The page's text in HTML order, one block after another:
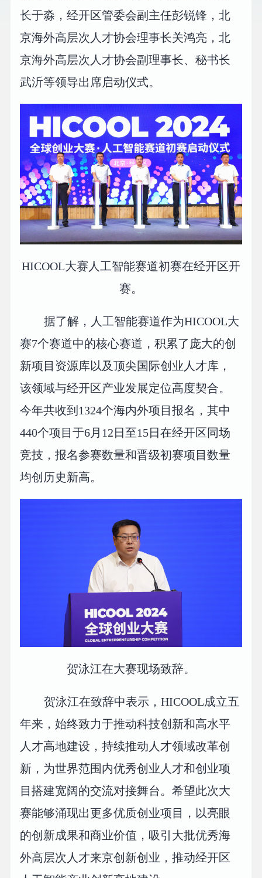
长于淼，经开区管委会副主任彭锐锋，北
京海外高层次人才协会理事长关鸿亮，北
京海外高层次人才协会副理事长、秘书长
武沂等领导出席启动仪式。
HICOOL大赛人工智能赛道初赛在经开区开
赛。
据了解，人工智能赛道作为HICOOL大
赛7个赛道中的核心赛道，积累了庞大的创
新项目资源库以及顶尖国际创业人才库，
该领域与经开区产业发展定位高度契合。
今年共收到1324个海内外项目报名，其中
440个项目于6月12日至15日在经开区同场
竞技，报名参赛数量和晋级初赛项目数量
均创历史新高。
贺泳江在大赛现场致辞。
贺泳江在致辞中表示，HICOOL成立五
年来，始终致力于推动科技创新和高水平
人才高地建设，持续推动人才领域改革创
新，为世界范围内优秀创业人才和创业项
目搭建宽阔的交流对接舞台。希望此次大
赛能够涌现出更多优质创业项目，以亮眼
的创新成果和商业价值，吸引大批优秀海
外高层次人才来京创新创业，推动经开区